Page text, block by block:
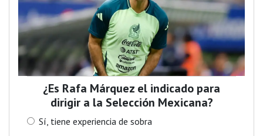
¿Es Rafa Márquez el indicado para
dirigir a la Selección Mexicana?
Sí, tiene experiencia de sobra